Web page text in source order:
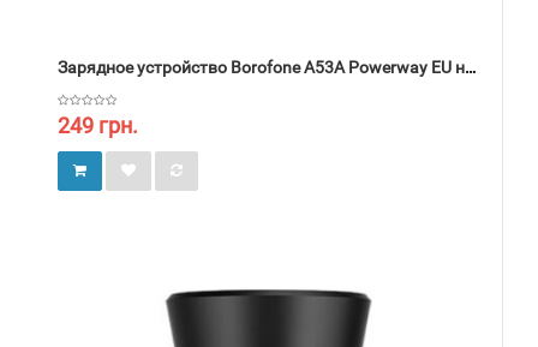
Зарядное устройство Borofone A53A Powerway EU набор с кабелем
249 грн.